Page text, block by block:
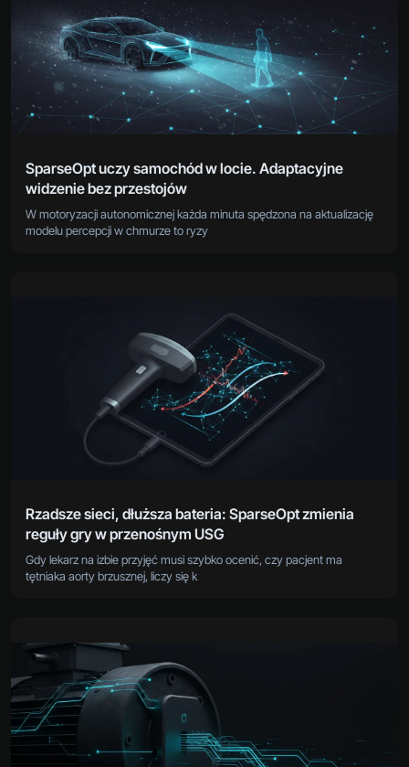
SparseOpt uczy samochód w locie. Adaptacyjne
widzenie bez przestojów
W motoryzacji autonomicznej każda minuta spędzona na aktualizację
modelu percepcji w chmurze to ryzy
Rzadsze sieci, dłuższa bateria: SparseOpt zmienia
reguły gry w przenośnym USG
Gdy lekarz na izbie przyjęć musi szybko ocenić, czy pacjent ma
tętniaka aorty brzusznej, liczy się k